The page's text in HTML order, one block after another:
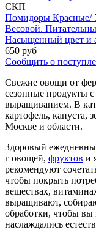
СКП
Помидоры Красные/
Весовой.
Насыщенный цвет и
650 руб
Сообщить о
Свежие овощи от
сезонные продукты
выращиванием. В
картофель, капуста,
Москве и области.
Здоровый
г овощей, фруктов и
рекомендуют
чтобы покрыть
веществах,
выращивают,
обработки, чтобы
наслаждались